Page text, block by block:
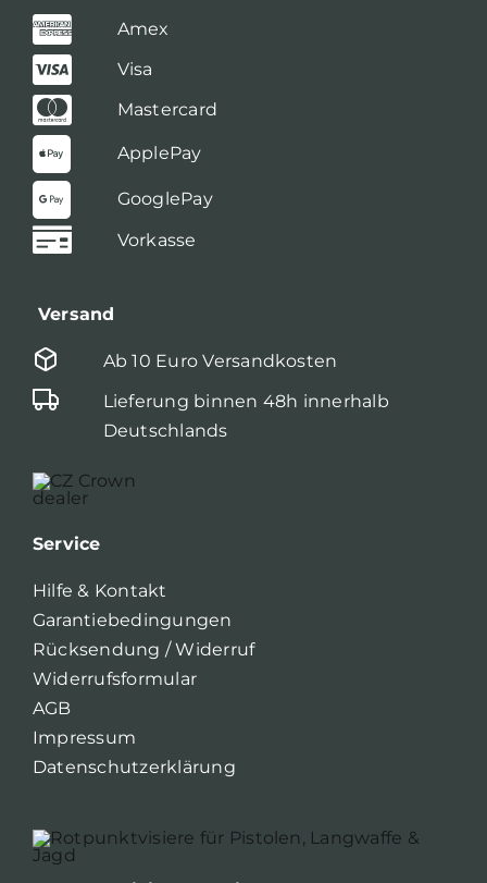
Amex
Visa
Mastercard
ApplePay
GooglePay
Vorkasse
Versand
Ab 10 Euro Versandkosten
Lieferung binnen 48h innerhalb
Deutschlands
Service
Hilfe & Kontakt
Garantiebedingungen
Rücksendung / Widerruf
Widerrufsformular
AGB
Impressum
Datenschutzerklärung